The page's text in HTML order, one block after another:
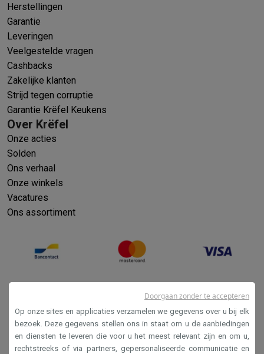
Herstellingen
Garantie
Leveringen
Veelgestelde vragen
Cashbacks
Zakelijke klanten
Strijd tegen corruptie
Garantie Krëfel Keukens
Over Krëfel
Onze acties
Solden
Ons verhaal
Onze winkels
Vacatures
Ons assortiment
Verkoopsvoorwaarden
Op onze sites en applicaties verzamelen we gegevens over u bij elk
bezoek. Deze gegevens stellen ons in staat om u de aanbiedingen
en diensten te leveren die voor u het meest relevant zijn en om u,
rechtstreeks of via partners, gepersonaliseerde communicatie en
Doorgaan zonder te accepteren